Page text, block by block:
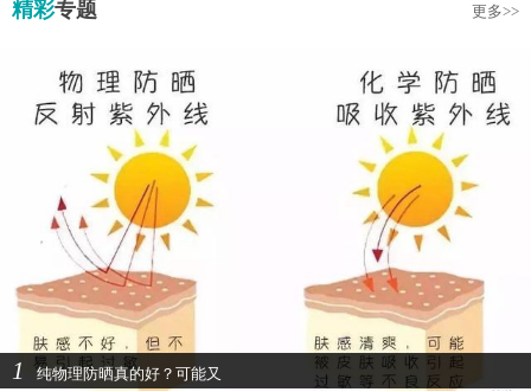
精彩专题 更多>>
1 纯物理防晒真的好？可能又